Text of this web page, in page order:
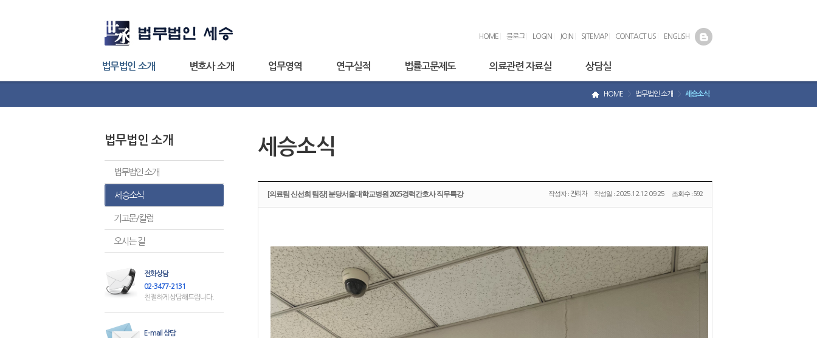
HOME 블로그| LOGIN JOIN SITEMAP| CONTACT US ENGLISH
법무법인 소개 변호사 소개 업무영역 연구실적 법률고문제도 의료관련 자료실 상담실
HOME > 법무법인 소개 > 세승소식
법무법인 소개
법무법인 소개
세승소식
기고문/칼럼
오시는 길
전화상담
02-3477-2131
친절하게 상담해드립니다.
E-mail 상담
세승소식
[의료팀 신선희 팀장] 분당서울대학교병원 2025경력간호사 직무특강 작성자 : 관리자 작성일 : 2025.12.12 09:25 조회수 :592